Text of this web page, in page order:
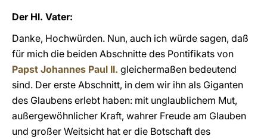
Der Hl. Vater:
Danke, Hochwürden. Nun, auch ich würde sagen, daß
für mich die beiden Abschnitte des Pontifikats von
Papst Johannes Paul II. gleichermaßen bedeutend
sind. Der erste Abschnitt, in dem wir ihn als Giganten
des Glaubens erlebt haben: mit unglaublichem Mut,
außergewöhnlicher Kraft, wahrer Freude am Glauben
und großer Weitsicht hat er die Botschaft des